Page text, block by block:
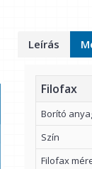
Leírás
Filofax
Borító
Szín
Filofax